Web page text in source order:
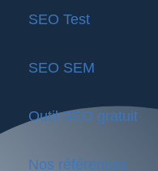
SEO Test
SEO SEM
Outil SEO gratuit
Nos références